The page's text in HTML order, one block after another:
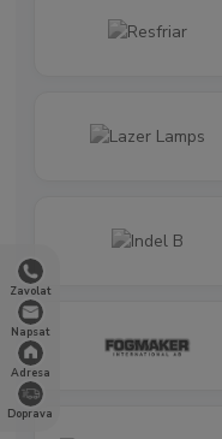
Zavolat
Napsat
Adresa
Doprava